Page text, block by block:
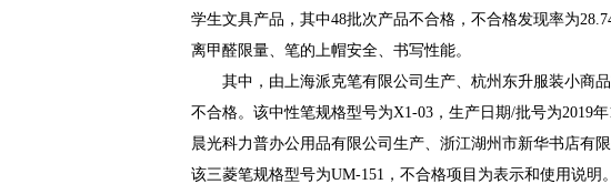
学生文具产品，其中48批次产品不合格，不合格发现率为
离甲醛限量、笔的上帽安全、书写性能。
其中，由上海派克笔有限公司生产、杭州东升服装小商
不合格。该中性笔规格型号为X1-03，生产日期/批号为2019
晨光科力普办公用品有限公司生产、浙江湖州市新华书店有
该三菱笔规格型号为UM-151，不合格项目为表示和使用说明。